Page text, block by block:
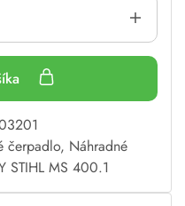
čerpadlo, Náhradné
STIHL MS 400.1